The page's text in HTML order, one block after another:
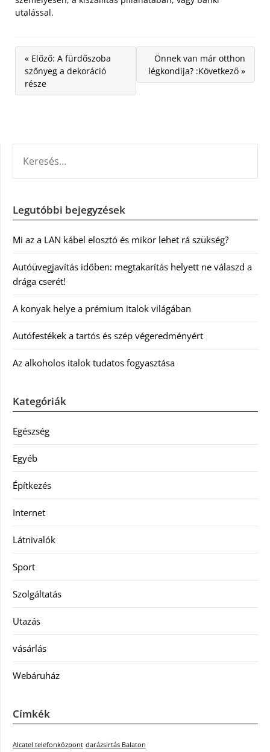
utalással.
« Előző: A fürdőszoba
szőnyeg a dekoráció
része
Önnek van már otthon
légkondija? :Következő »
Legutóbbi bejegyzések
Mi az a LAN kábel elosztó és mikor lehet rá szükség?
Autóüvegjavítás időben: megtakarítás helyett ne válaszd a
drága cserét!
A konyak helye a prémium italok világában
Autófestékek a tartós és szép végeredményért
Az alkoholos italok tudatos fogyasztása
Kategóriák
Egészség
Egyéb
Építkezés
Internet
Látnivalók
Sport
Szolgáltatás
Utazás
vásárlás
Webáruház
Címkék
Alcatel telefonközpont darázsirtás Balaton